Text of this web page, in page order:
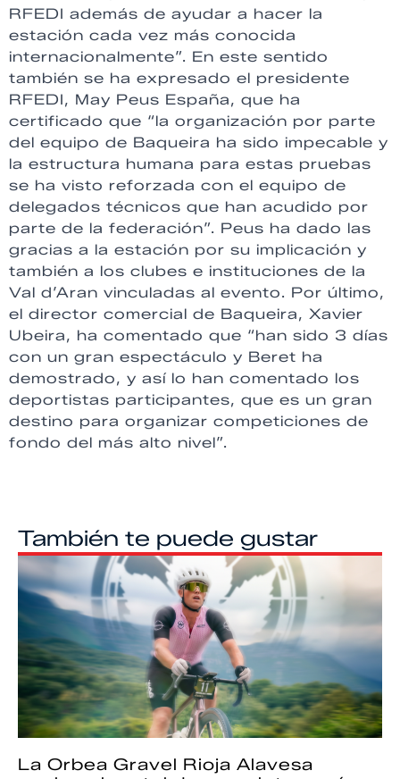
RFEDI además de ayudar a hacer la
estación cada vez más conocida
internacionalmente”. En este sentido
también se ha expresado el presidente
RFEDI, May Peus España, que ha
certificado que “la organización por parte
del equipo de Baqueira ha sido impecable y
la estructura humana para estas pruebas
se ha visto reforzada con el equipo de
delegados técnicos que han acudido por
parte de la federación”. Peus ha dado las
gracias a la estación por su implicación y
también a los clubes e instituciones de la
Val d’Aran vinculadas al evento. Por último,
el director comercial de Baqueira, Xavier
Ubeira, ha comentado que “han sido 3 días
con un gran espectáculo y Beret ha
demostrado, y así lo han comentado los
deportistas participantes, que es un gran
destino para organizar competiciones de
fondo del más alto nivel”.
También te puede gustar
La Orbea Gravel Rioja Alavesa